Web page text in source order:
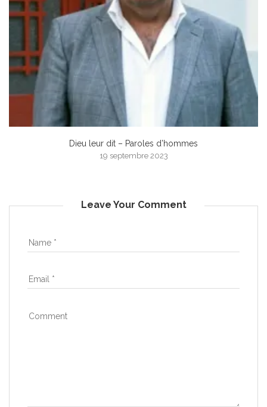
Dieu leur dit – Paroles d’hommes
19 septembre 2023
Leave Your Comment